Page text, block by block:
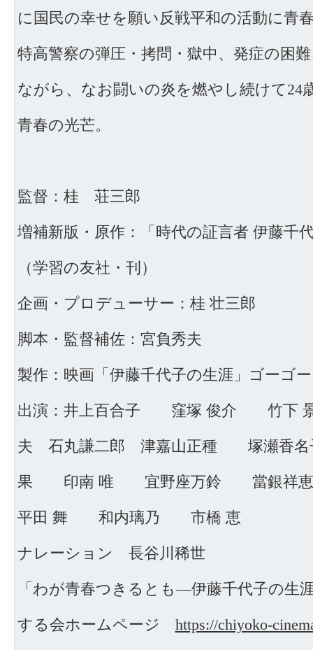
に国民の幸せを願い反戦平和の活動に
特高警察の弾圧・拷問・獄中、発症の困
ながら、なお闘いの炎を燃やし続けて24
青春の光芒。
監督：桂 荘三郎
増補新版・原作：「時代の証言者 伊藤千
（学習の友社・刊）
企画・プロデューサー：桂 壮三郎
脚本・監督補佐：宮負秀夫
製作：映画「伊藤千代子の生涯」ゴーゴ
出演：井上百合子 窪塚 俊介 竹下
夫 石丸謙二郎 津嘉山正種 塚瀬香
果 印南 唯 宜野座万鈴 當銀
平田 舞 和内璃乃 市橋 恵
ナレーション 長谷川稀世
「わが青春つきるとも―伊藤千代子の生
する会ホームページ https://chiyoko-